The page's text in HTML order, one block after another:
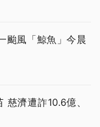
颱風「鯨魚」今晨
濟遭詐10.6億、